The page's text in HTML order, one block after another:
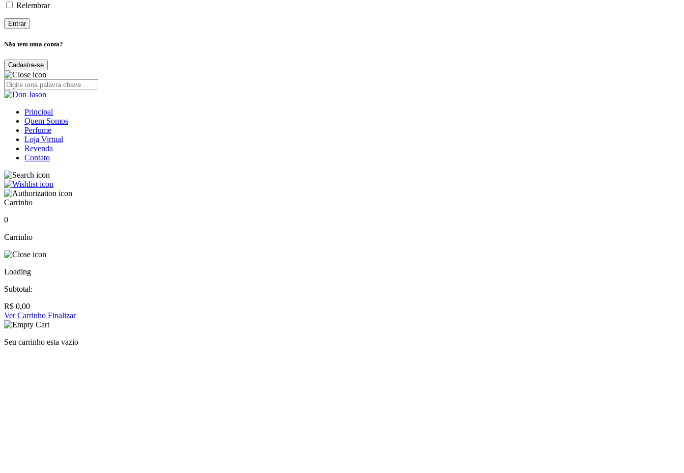
Relembrar
Não tem uma conta?
Cadastre-se
Principal
Quem Somos
Perfume
Loja Virtual
Revenda
Contato
Carrinho
0
Carrinho
Loading
Subtotal:
R$ 0,00
Ver Carrinho Finalizar
Seu carrinho esta vazio